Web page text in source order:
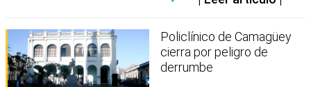
Policlínico de Camagüey
cierra por peligro de
derrumbe